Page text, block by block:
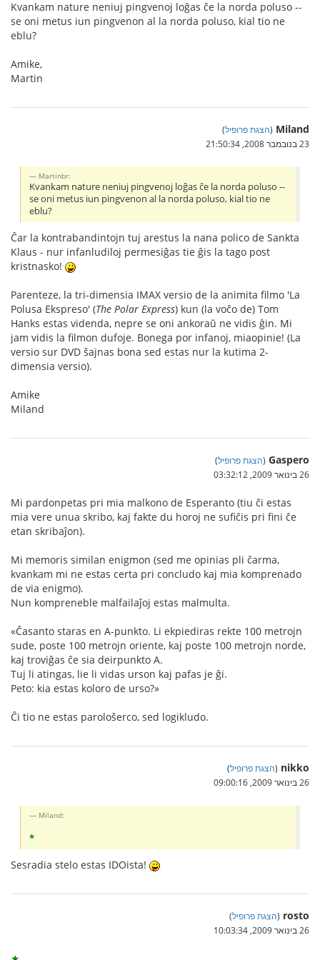
Kvankam nature neniuj pingvenoj loĝas ĉe la norda poluso --
se oni metus iun pingvenon al la norda poluso, kial tio ne
eblu?
Amike,
Martin
Miland
(הצגת פרופיל)
23 בנובמבר 2008, 21:50:34
Martinbr:
Kvankam nature neniuj pingvenoj loĝas ĉe la norda poluso --
se oni metus iun pingvenon al la norda poluso, kial tio ne
eblu?
Ĉar la kontrabandintojn tuj arestus la nana polico de Sankta
Klaus - nur infanludiloj permesiĝas tie ĝis la tago post
kristnasko!
Parenteze, la tri-dimensia IMAX versio de la animita filmo 'La
Polusa Ekspreso' (The Polar Express) kun (la voĉo de) Tom
Hanks estas videnda, nepre se oni ankoraŭ ne vidis ĝin. Mi
jam vidis la filmon dufoje. Bonega por infanoj, miaopinie! (La
versio sur DVD ŝajnas bona sed estas nur la kutima 2-
dimensia versio).
Amike
Miland
Gaspero
(הצגת פרופיל)
26 בינואר 2009, 03:32:12
Mi pardonpetas pri mia malkono de Esperanto (tiu ĉi estas
mia vere unua skribo, kaj fakte du horoj ne sufiĉis pri fini ĉe
etan skribaĵon).
Mi memoris similan enigmon (sed me opinias pli ĉarma,
kvankam mi ne estas certa pri concludo kaj mia komprenado
de via enigmo).
Nun kompreneble malfailaĵoj estas malmulta.
«Ĉasanto staras en A-punkto. Li ekpiediras rekte 100 metrojn
sude, poste 100 metrojn oriente, kaj poste 100 metrojn norde,
kaj troviĝas ĉe sia deirpunkto A.
Tuj li atingas, lie li vidas urson kaj pafas je ĝi.
Peto: kia estas koloro de urso?»
Ĉi tio ne estas paroloŝerco, sed logikludo.
nikko
(הצגת פרופיל)
26 בינואר 2009, 09:00:16
Miland:
*
Sesradia stelo estas IDOista!
rosto
(הצגת פרופיל)
26 בינואר 2009, 10:03:34